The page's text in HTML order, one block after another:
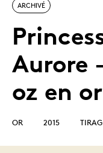
ARCHIVÉ
Aurore
oz en
OR 2015